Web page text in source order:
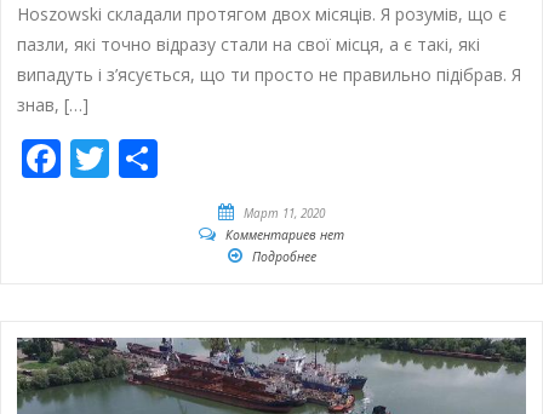
Hoszowski складали протягом двох місяців. Я розумів, що є
пазли, які точно відразу стали на свої місця, а є такі, які
випадуть і з’ясується, що ти просто не правильно підібрав. Я
знав, […]
Facebook
Twitter
Март 11, 2020
Комментариев нет
Подробнее